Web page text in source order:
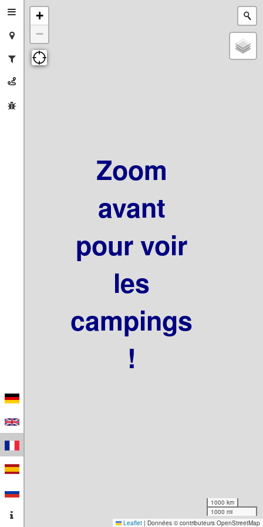
Zoom
avant
pour voir
les
campings
!
+
−
1000 km
1000 mi
Leaflet | Données © contributeurs OpenStreetMap